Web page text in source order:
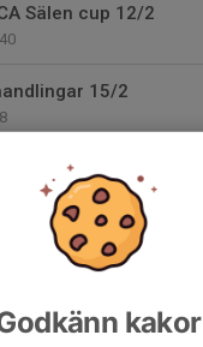
Sälen cup 12/2
15/2
ICA Sälen cup 29/1
Sälen cup 29/1
kakor